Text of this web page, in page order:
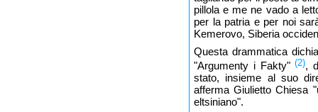
pillola e me ne vado a
per la patria e per noi
Kemerovo, Siberia
Questa drammatica
"Argumenty i Fakty"(2),
stato, insieme al suo
afferma Giulietto Chiesa
eltsiniano".